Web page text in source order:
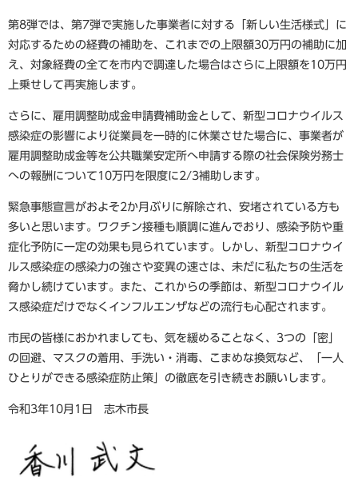
第8弾では、第7弾で実施した事業者に対する「新しい生活様式」に
対応するための経費の補助を、これまでの上限額30万円の補助に加
え、対象経費の全てを市内で調達した場合はさらに上限額を10万円
上乗せして再実施します。
さらに、雇用調整助成金申請費補助金として、新型コロナウイルス
感染症の影響により従業員を一時的に休業させた場合に、事業者が
雇用調整助成金等を公共職業安定所へ申請する際の社会保険労務士
への報酬について10万円を限度に2/3補助します。
緊急事態宣言がおよそ2か月ぶりに解除され、安堵されている方も
多いと思います。ワクチン接種も順調に進んでおり、感染予防や重
症化予防に一定の効果も見られています。しかし、新型コロナウイ
ルス感染症の感染力の強さや変異の速さは、未だに私たちの生活を
脅かし続けています。また、これからの季節は、新型コロナウイル
ス感染症だけでなくインフルエンザなどの流行も心配されます。
市民の皆様におかれましても、気を緩めることなく、3つの「密」
の回避、マスクの着用、手洗い・消毒、こまめな換気など、「一人
ひとりができる感染症防止策」の徹底を引き続きお願いします。
令和3年10月1日 志木市長